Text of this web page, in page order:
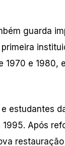
guarda
1970 e 1980,
estudantes
Após